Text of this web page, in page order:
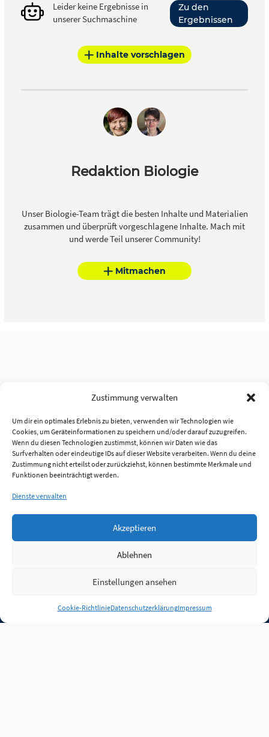
Zustimmung verwalten
Um dir ein optimales Erlebnis zu bieten, verwenden wir Technologien wie
Cookies, um Geräteinformationen zu speichern und/oder darauf zuzugreifen.
Wenn du diesen Technologien zustimmst, können wir Daten wie das
Surfverhalten oder eindeutige IDs auf dieser Website verarbeiten. Wenn du deine
Zustimmung nicht erteilst oder zurückziehst, können bestimmte Merkmale und
Funktionen beeinträchtigt werden.
Dienste verwalten
Akzeptieren
Ablehnen
Einstellungen ansehen
Cookie-RichtlinieDatenschutzerklärungImpressum
Leider keine Ergebnisse in
unserer Suchmaschine
Zu den
Ergebnissen
Inhalte vorschlagen
Redaktion Biologie
Unser Biologie-Team trägt die besten Inhalte und Materialien
zusammen und überprüft vorgeschlagene Inhalte. Mach mit
und werde Teil unserer Community!
Mitmachen
Anmelden
Jobs Partner FAQ Quellen